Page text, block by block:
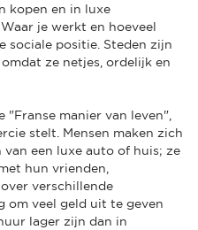
kopen en in luxe
je werkt en hoeveel
sociale positie. Steden zijn
ze netjes, ordelijk en
"Franse manier van leven",
stelt. Mensen maken zich
een luxe auto of huis; ze
hun vrienden,
verschillende
om veel geld uit te geven
lager zijn dan in